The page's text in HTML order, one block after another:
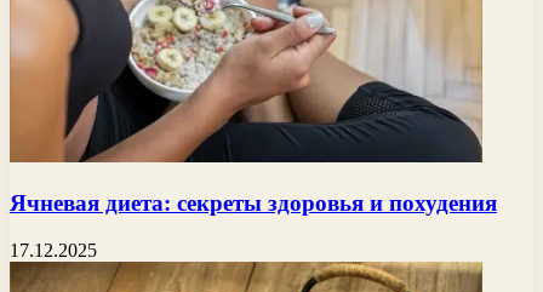
Ячневая диета: секреты здоровья и похудения
17.12.2025